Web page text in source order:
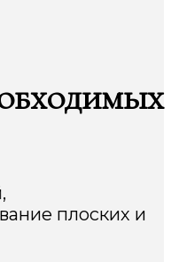
плоских и